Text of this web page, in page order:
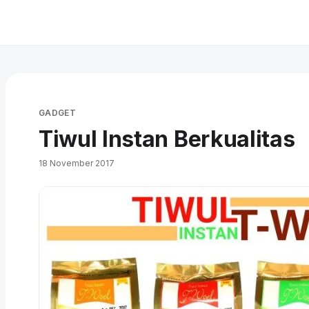
GADGET
Tiwul Instan Berkualitas
18 November 2017